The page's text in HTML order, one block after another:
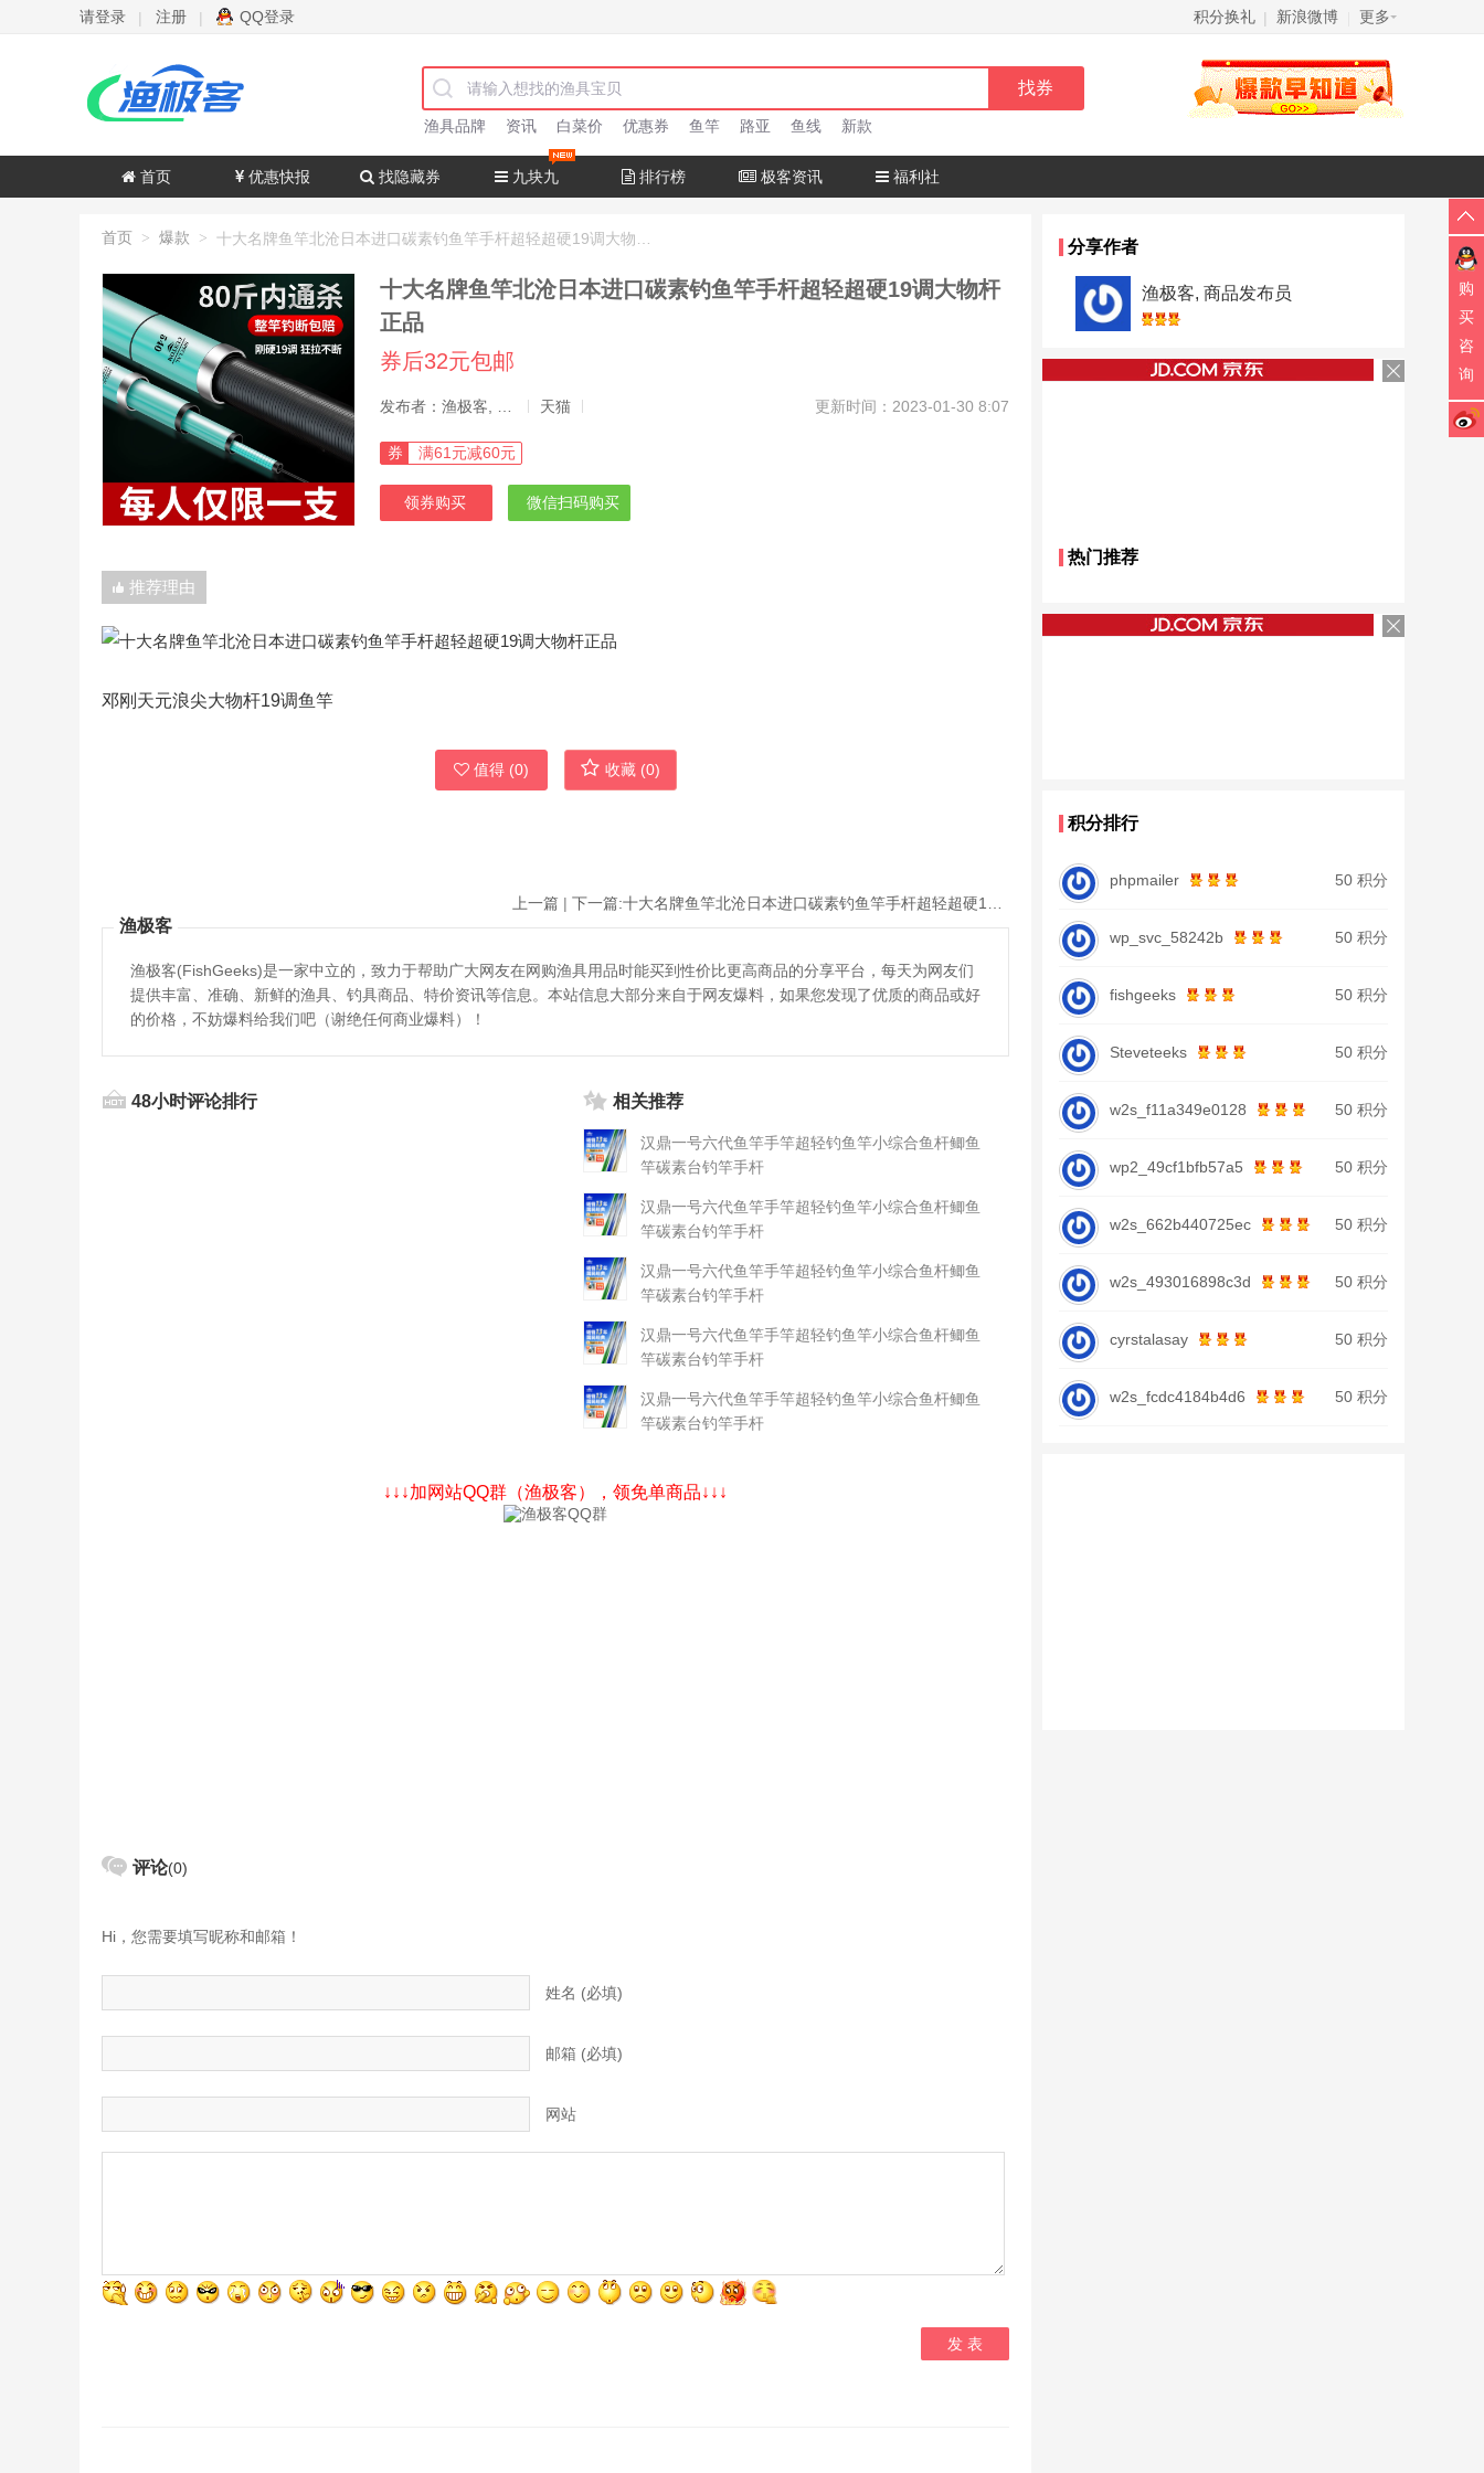
请登录 | 注册 | QQ登录 积分换礼 | 新浪微博 更多
渔具品牌 资讯 白菜价 优惠券 鱼竿 路亚 鱼线 新款
首页 优惠快报 找隐藏券 九块九 排行榜 极客资讯 福利社
首页 > 爆款 >
十大名牌鱼竿北沧日本进口碳素钓鱼竿手杆超轻超硬19调大物杆
正品
券后32元包邮
天猫 更新时间：2023-01-30 8:07
券 满61元减60元
领券购买 微信扫码购买
推荐理由
邓刚天元浪尖大物杆19调鱼竿
值得 (0) 收藏 (0)
上一篇 | 下一篇:
渔极客
渔极客(FishGeeks)是一家中立的，致力于帮助广大网友在网购渔具用品时能买到性价比更高商品的分享平台，每天为网友们
提供丰富、准确、新鲜的渔具、钓具商品、特价资讯等信息。本站信息大部分来自于网友爆料，如果您发现了优质的商品或好
的价格，不妨爆料给我们吧（谢绝任何商业爆料）！
48小时评论排行 相关推荐
汉鼎一号六代鱼竿手竿超轻钓鱼竿小综合鱼杆鲫鱼
竿碳素台钓竿手杆
汉鼎一号六代鱼竿手竿超轻钓鱼竿小综合鱼杆鲫鱼
竿碳素台钓竿手杆
汉鼎一号六代鱼竿手竿超轻钓鱼竿小综合鱼杆鲫鱼
竿碳素台钓竿手杆
汉鼎一号六代鱼竿手竿超轻钓鱼竿小综合鱼杆鲫鱼
竿碳素台钓竿手杆
汉鼎一号六代鱼竿手竿超轻钓鱼竿小综合鱼杆鲫鱼
竿碳素台钓竿手杆
↓↓↓加网站QQ群（渔极客），领免单商品↓↓↓
评论(0)
Hi，您需要填写昵称和邮箱！
姓名 (必填)
邮箱 (必填)
网站
分享作者
渔极客, 商品发布员
热门推荐
积分排行
phpmailer 50 积分
wp_svc_58242b 50 积分
fishgeeks 50 积分
Steveteeks 50 积分
w2s_f11a349e0128 50 积分
wp2_49cf1bfb57a5 50 积分
w2s_662b440725ec 50 积分
w2s_493016898c3d 50 积分
cyrstalasay 50 积分
w2s_fcdc4184b4d6 50 积分
购
买
咨
询